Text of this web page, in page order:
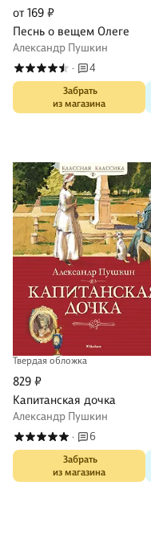
от 169 ₽
Песнь о вещем Олеге
Александр Пушкин
· 4
Забрать
из магазина
Твердая обложка
829 ₽
Капитанская дочка
Александр Пушкин
· 6
Забрать
из магазина